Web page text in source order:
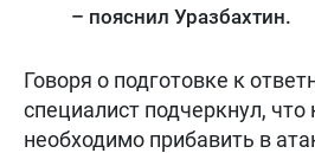
– пояснил Уразбахтин.
Говоря о подготовке к
специалист подчеркнул,
необходимо прибавить в